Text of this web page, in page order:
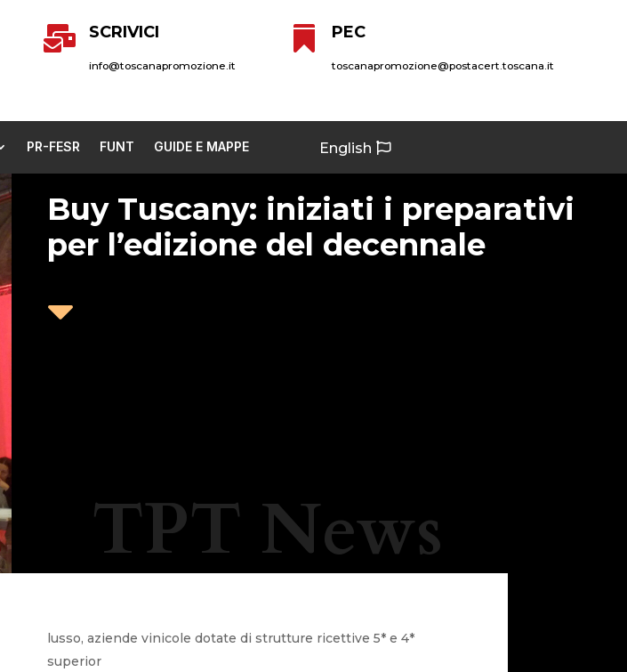
 SCRIVICI
info@toscanapromozione.it
 PEC
toscanapromozione@postacert.toscana.it
PR-FESR FUNT GUIDE E MAPPE English
TPT News
Buy Tuscany: iniziati i preparativi
per l’edizione del decennale

lusso, aziende vinicole dotate di strutture ricettive 5* e 4*
superior